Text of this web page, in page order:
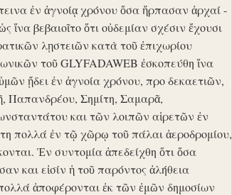
ἐν ἀγνοίᾳ χρόνου ὅσα ἥρπασαν ἀρχαί -
ἵνα βεβαιοῖτο ὅτι οὐδεμίαν σχέσιν ἔχουσι
λῃστειῶν κατὰ τοῦ ἐπιχωρίου
τοῦ GLYFADAWEB ἐσκοπεύθη ἵνα
ᾔδει ἐν ἀγνοία χρόνου, προ δεκαετιῶν,
Παπανδρέου, Σημίτη, Σαμαρᾶ,
και τῶν λοιπῶν αἱρετῶν ἐν
πολλά ἐν τῷ χῶρῳ τοῦ πάλαι ἀεροδρομίου,
Ἐν συντομία ἀπεδείχθη ὅτι ὅσα
και εἰσίν ἡ τοῦ παρόντος ἀλήθεια
ἀποφέρονται ἐκ τῶν ἐμῶν δημοσίων